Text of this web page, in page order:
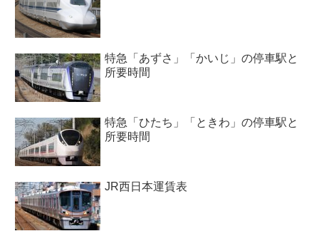
特急「あずさ」「かいじ」の停車駅と
所要時間
特急「ひたち」「ときわ」の停車駅と
所要時間
JR西日本運賃表